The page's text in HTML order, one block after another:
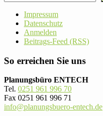
Impressum
Datenschutz
Anmelden
Beitrags-Feed (RSS)
So erreichen Sie uns
Planungsbüro ENTECH
Tel. 0251 961 996 70
Fax 0251 961 996 71
info@planungsbuero-entech.de